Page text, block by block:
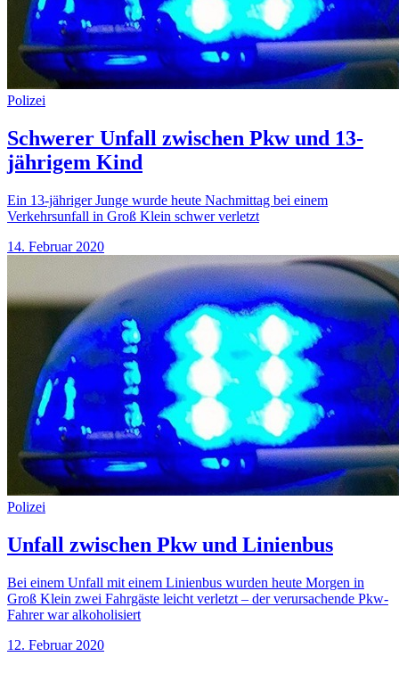
Polizei
Schwerer Unfall zwischen Pkw und 13-
jährigem Kind
Ein 13-jähriger Junge wurde heute Nachmittag bei einem
Verkehrsunfall in Groß Klein schwer verletzt
14. Februar 2020
Polizei
Unfall zwischen Pkw und Linienbus
Bei einem Unfall mit einem Linienbus wurden heute Morgen in
Groß Klein zwei Fahrgäste leicht verletzt – der verursachende Pkw-
Fahrer war alkoholisiert
12. Februar 2020